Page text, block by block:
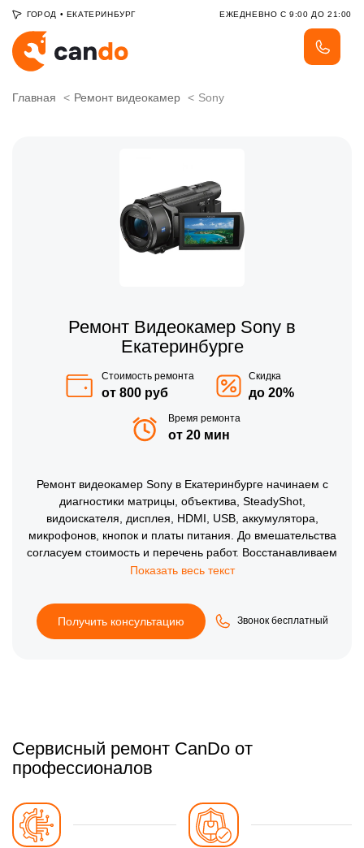
ГОРОД • ЕКАТЕРИНБУРГ ЕЖЕДНЕВНО С 9:00 ДО 21:00
Главная Ремонт видеокамер Sony
Ремонт Видеокамер Sony в
Екатеринбурге
Стоимость ремонта
от 800 руб
Скидка
до 20%
Время ремонта
от 20 мин
Ремонт видеокамер Sony в Екатеринбурге начинаем с
диагностики матрицы, объектива, SteadyShot,
видоискателя, дисплея, HDMI, USB, аккумулятора,
микрофонов, кнопок и платы питания. До вмешательства
согласуем стоимость и перечень работ. Восстанавливаем
изображение, запись, зарядку и управление, затем
выходы и работу в разных режимах.
Получить консультацию
Звонок бесплатный
Сервисный ремонт CanDo от
профессионалов